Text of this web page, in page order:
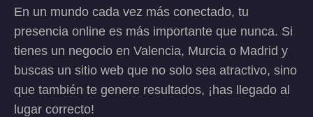
En un mundo cada vez más conectado, tu
presencia online es más importante que nunca. Si
tienes un negocio en Valencia, Murcia o Madrid y
buscas un sitio web que no solo sea atractivo, sino
que también te genere resultados, ¡has llegado al
lugar correcto!